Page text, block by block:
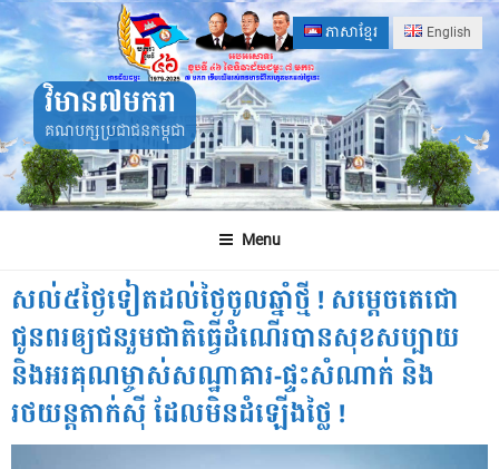
Skip
to
content
ភាសាខ្មែរ English
វិមាន៧មករា
គណបក្សប្រជាជនកម្ពុជា
Menu
សល់៥ថ្ងៃទៀតដល់ថ្ងៃចូលឆ្នាំថ្មី ! សម្តេចតេជោ
ជូនពរឲ្យជនរួមជាតិធ្វើដំណើរបានសុខសប្បាយ
និងអរគុណម្ចាស់សណ្ឋាគារ-ផ្ទះសំណាក់ និង
រថយន្តតាក់ស៊ី ដែលមិនដំឡើងថ្លៃ !